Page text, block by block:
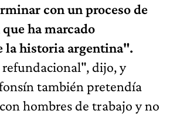
con un proceso de
ha marcado
la historia argentina".
dijo, y
también pretendía
hombres de trabajo y no